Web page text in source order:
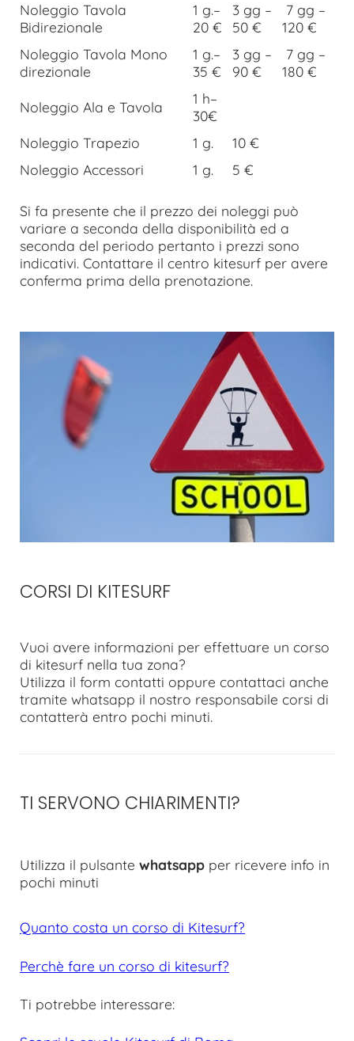
Noleggio Tavola
Bidirezionale
1 g.–
20 €
3 gg –
50 €
7 gg –
120 €
Noleggio Tavola Mono
direzionale
1 g.–
35 €
3 gg –
90 €
7 gg –
180 €
Noleggio Ala e Tavola
1 h–
30€
Noleggio Trapezio
1 g.
10 €
Noleggio Accessori
1 g. 5 €
Si fa presente che il prezzo dei noleggi può
variare a seconda della disponibilità ed a
seconda del periodo pertanto i prezzi sono
indicativi. Contattare il centro kitesurf per avere
conferma prima della prenotazione.
CORSI DI KITESURF
Vuoi avere informazioni per effettuare un corso
di kitesurf nella tua zona?
Utilizza il form contatti oppure contattaci anche
tramite whatsapp il nostro responsabile corsi di
contatterà entro pochi minuti.
TI SERVONO CHIARIMENTI?
Utilizza il pulsante whatsapp per ricevere info in
pochi minuti
Quanto costa un corso di Kitesurf?
Perchè fare un corso di kitesurf?
Ti potrebbe interessare: